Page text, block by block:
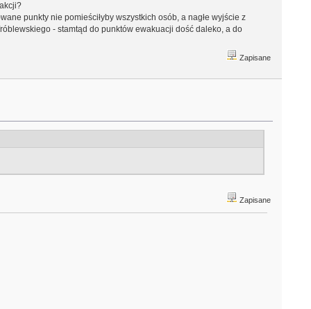
punkty nie pomieściłyby wszystkich osób, a nagłe wyjście z
- stamtąd do punktów ewakuacji dość daleko, a do
Zapisane
Zapisane